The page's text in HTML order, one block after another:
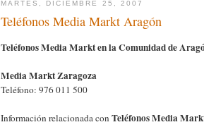
MARTES, DICIEMBRE 25, 2007
Teléfonos Media Markt Aragón
Teléfonos Media Markt en la Comunidad de
Media Markt Zaragoza
Teléfono: 976 011 500
Información relacionada con Teléfonos Media